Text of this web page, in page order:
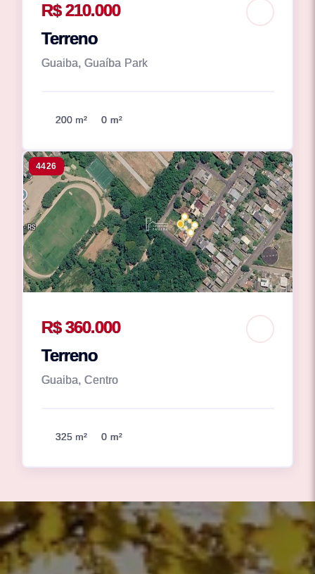
R$ 210.000
Terreno
Guaiba, Guaíba Park
200 m² 0 m²
4426
R$ 360.000
Terreno
Guaiba, Centro
325 m² 0 m²